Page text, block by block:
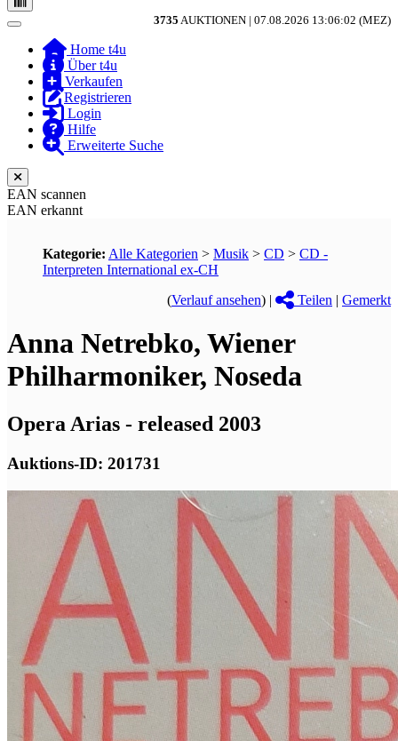
3735 AUKTIONEN | 07.08.2026 13:06:02 (MEZ)
Toggle navigation
Home t4u
Über t4u
Verkaufen
Registrieren
Login
Hilfe
Erweiterte Suche
EAN scannen
EAN erkannt
Kategorie: Alle Kategorien > Musik > CD > CD -
Interpreten International ex-CH
(Verlauf ansehen) | Teilen | Gemerkt
Anna Netrebko, Wiener
Philharmoniker, Noseda
Opera Arias - released 2003
Auktions-ID: 201731